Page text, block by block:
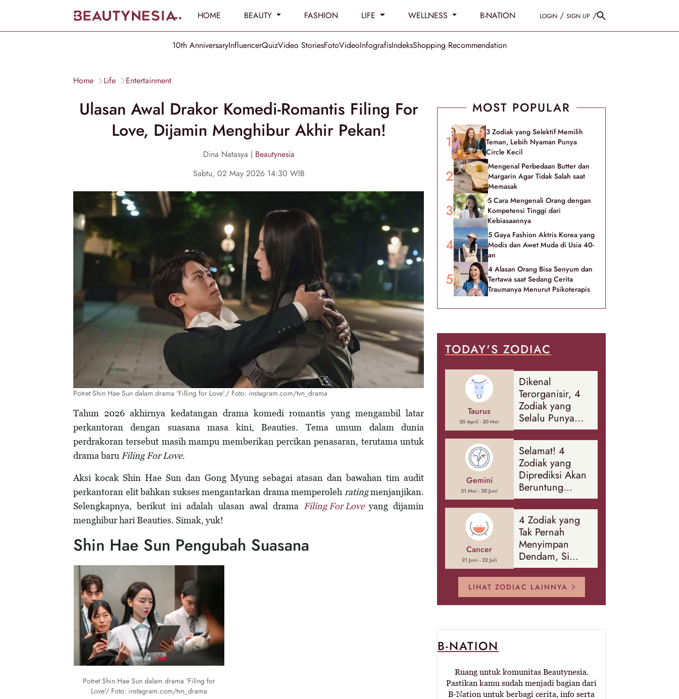
HOME BEAUTY FASHION LIFE WELLNESS B-NATION LOGIN / SIGN UP /
10th AnniversaryInfluencerQuizVideo StoriesFotoVideoInfografisIndeksShopping Recommendation
Home Life Entertainment
Ulasan Awal Drakor Komedi-Romantis Filing For
Love, Dijamin Menghibur Akhir Pekan!
Dina Natasya | Beautynesia
Sabtu, 02 May 2026 14:30 WIB
Potret Shin Hae Sun dalam drama 'Filling for Love'./ Foto: instagram.com/tvn_drama
Tahun 2026 akhirnya kedatangan drama komedi romantis yang mengambil latar
perkantoran dengan suasana masa kini, Beauties. Tema umum dalam dunia
perdrakoran tersebut masih mampu memberikan percikan penasaran, terutama untuk
drama baruFiling For Love.
Aksi kocak Shin Hae Sun dan Gong Myung sebagai atasan dan bawahan tim audit
perkantoran elit bahkan sukses mengantarkan drama memperoleh ratingmenjanjikan.
Selengkapnya, berikut ini adalah ulasan awal drama Filing For Loveyang dijamin
menghibur hari Beauties. Simak, yuk!
Shin Hae Sun Pengubah Suasana
Potret Shin Hae Sun dalam drama 'Filing for
Love'/ Foto: instagram.com/tvn_drama
MOST POPULAR
3 Zodiak yang Selektif Memilih
Teman, Lebih Nyaman Punya
Circle Kecil
Mengenal Perbedaan Butter dan
Margarin Agar Tidak Salah saat
Memasak
5 Cara Mengenali Orang dengan
Kompetensi Tinggi dari
Kebiasaannya
5 Gaya Fashion Aktris Korea yang
Modis dan Awet Muda di Usia 40-
an
4 Alasan Orang Bisa Senyum dan
Tertawa saat Sedang Cerita
Traumanya Menurut Psikoterapis
TODAY'S ZODIAC
Taurus
20 April - 20 Mei
Dikenal
Terorganisir, 4
Zodiak yang
Selalu Punya
Rencana
Cadangan Soal
Banyak Hal
Gemini
21 Mei - 20 Juni
Selamat! 4
Zodiak yang
Diprediksi Akan
Beruntung
Sepanjang
Agustus 2026
Cancer
21 Juni - 22 Juli
4 Zodiak yang
Tak Pernah
Menyimpan
Dendam, Si
Paling Mudah
Memaafkan!
LIHAT ZODIAC LAINNYA
B-NATION
Ruang untuk komunitas Beautynesia.
Pastikan kamu sudah menjadi bagian dari
B-Nation untuk berbagi cerita, info serta